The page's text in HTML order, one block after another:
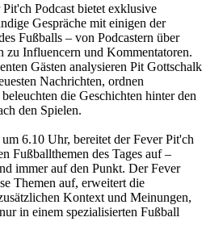
Pit'ch Podcast bietet exklusive
Gespräche mit einigen der
Fußballs – von Podcastern über
zu Influencern und Kommentatoren.
Gästen analysieren Pit Gottschalk
Nachrichten, ordnen
die Geschichten hinter den
den Spielen.
6.10 Uhr, bereitet der Fever Pit'ch
Fußballthemen des Tages auf –
immer auf den Punkt. Der Fever
Themen auf, erweitert die
Kontext und Meinungen,
in einem spezialisierten Fußball